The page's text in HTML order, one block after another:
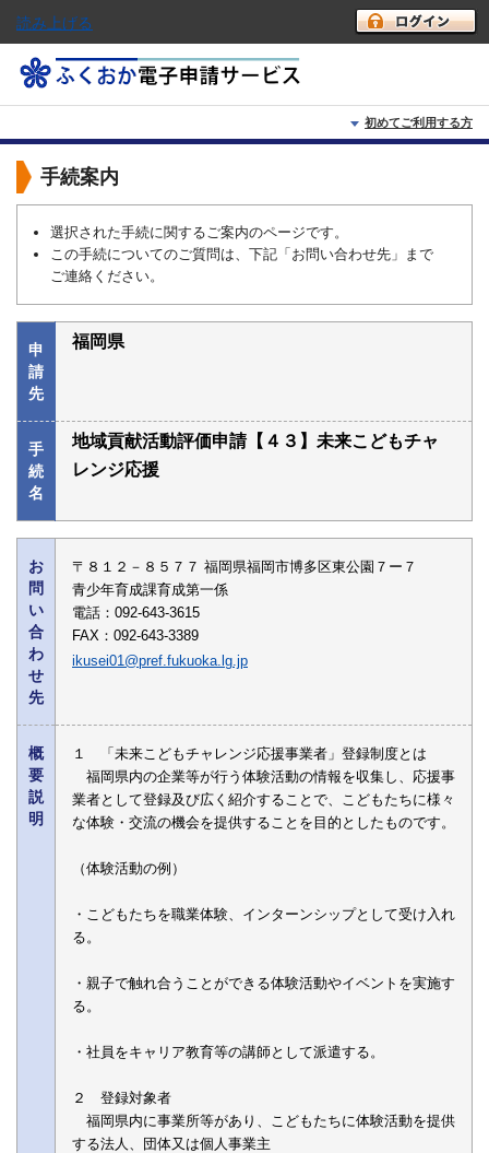
読み上げる
初めてご利用する方
初めて利用する方へ
利用上の注意
よくあるご質問
手続案内
選択された手続に関するご案内のページです。
この手続についてのご質問は、下記「お問い合わせ先」まで
ご連絡ください。
申
請
先
福岡県
手
続
名
地域貢献活動評価申請【４３】未来こどもチャ
レンジ応援
お
問
い
合
わ
せ
先
〒８１２－８５７７ 福岡県福岡市博多区東公園７ー７
青少年育成課育成第一係
電話：092-643-3615
FAX：092-643-3389
ikusei01@pref.fukuoka.lg.jp
概
要
説
明
１ 「未来こどもチャレンジ応援事業者」登録制度とは
福岡県内の企業等が行う体験活動の情報を収集し、応援事
業者として登録及び広く紹介することで、こどもたちに様々
な体験・交流の機会を提供することを目的としたものです。
（体験活動の例）
・こどもたちを職業体験、インターンシップとして受け入れ
る。
・親子で触れ合うことができる体験活動やイベントを実施す
る。
・社員をキャリア教育等の講師として派遣する。
２ 登録対象者
福岡県内に事業所等があり、こどもたちに体験活動を提供
する法人、団体又は個人事業主